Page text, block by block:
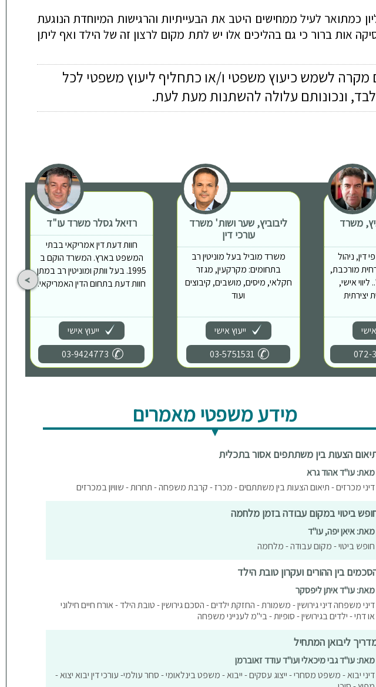
כמתואר לעיל ממחישים היטב את הבעייתיות והרגישות המיוחדת הנוגעת
ברור כי גם בהליכים אלו יש לתת מקום לרצון זה של הילד ואף ליתן
מקרה לשמש כיעוץ משפטי ו/או כתחליף ליעוץ משפטי לכל
ונכונותם עלולה להשתנות מעת לעת.
משרד
דין, ניהול
מורכבת,
אישי,
יצירתית
072-
ליבוביץ, שער ושות' משרד
עורכי דין
משרד מוביל בעל מוניטין רב
בתחומים: מקרקעין, מגזר
חקלאי, מיסים, מושבים, קיבוצים
ועוד
ייעוץ אישי
03-5751531
רזיאל גסלר משרד עו"ד
חוות דעת דין אמריקאי בבתי
המשפט בארץ. המשרד הוקם ב
1995. בעל וותק ומוניטין רב במתן
חוות דעת בתחום הדין האמריקאי.
ייעוץ אישי
03-9424773
מידע משפטי מאמרים
הצעות בין משתתפים אסור בתכלית
מאת: עו"ד אהוד גרא
דיני מכרזים - תיאום הצעות בין משתתםים - מכרז - קרבת משפחה - תחרות - שוויון במכרזים
ביטוי במקום עבודה בזמן מלחמה
מאת: איאן יפה, עו"ד
חופש ביטוי - מקום עבודה - מלחמה
בין ההורים ועקרון טובת הילד
מאת: עו"ד איתן ליפסקר
דיני משפחה דיני גירושין - משמורת - החזקת ילדים - הסכם גירושין - טובת הילד - אורח חיים חילוני
או דתי - ילדים בגירושין - סופיות - בי"מ לענייני משפחה
ליבואן המתחיל
מאת: עו"ד גבי מיכאלי ועו"ד עודד זאוברמן
דיני יבוא - משפט מסחרי - ייצוג עסקים - ייבוא - משפט בינלאומי - סחר עולמי- עורכי דין יבוא יצוא -